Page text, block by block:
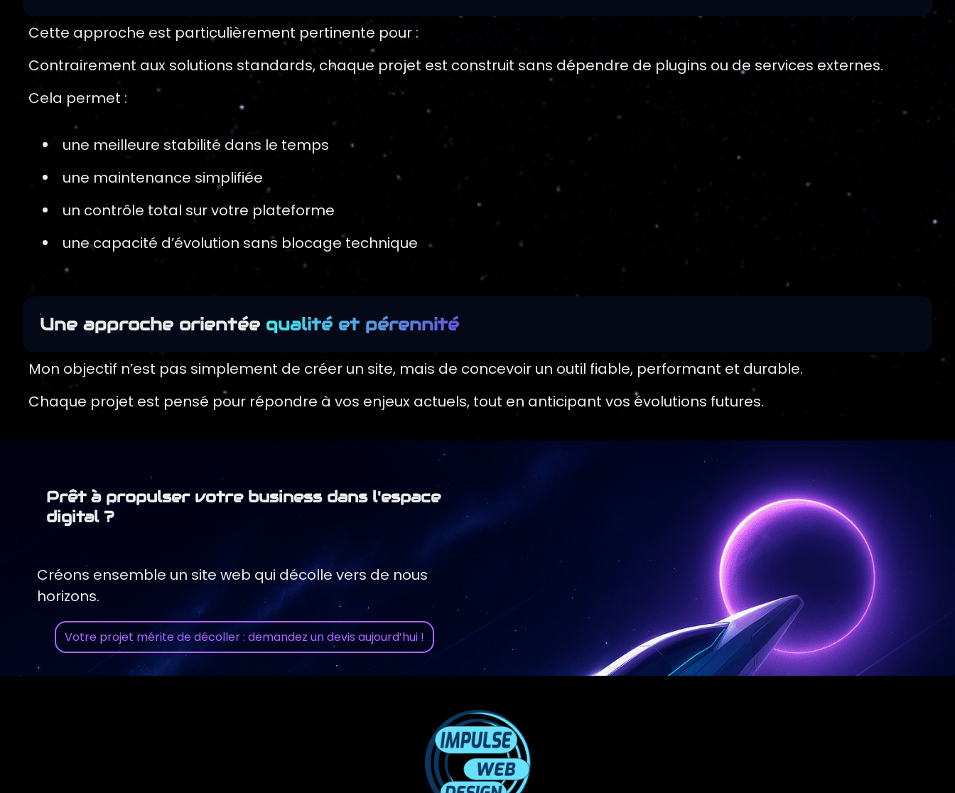
Cette approche est particulièrement pertinente pour :
Contrairement aux solutions standards, chaque projet est construit sans dépendre de plugins ou de services externes.
Cela permet :
une meilleure stabilité dans le temps
une maintenance simplifiée
un contrôle total sur votre plateforme
une capacité d’évolution sans blocage technique
Une approche orientée qualité et pérennité
Mon objectif n’est pas simplement de créer un site, mais de concevoir un outil fiable, performant et durable.
Chaque projet est pensé pour répondre à vos enjeux actuels, tout en anticipant vos évolutions futures.
Prêt à propulser votre business dans l'espace
digital ?
Créons ensemble un site web qui décolle vers de nous
horizons.
Votre projet mérite de décoller : demandez un devis aujourd’hui !